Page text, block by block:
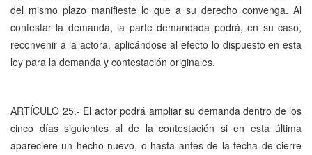
del mismo plazo manifieste lo que a su derecho convenga. Al
contestar la demanda, la parte demandada podrá, en su caso,
reconvenir a la actora, aplicándose al efecto lo dispuesto en esta
ley para la demanda y contestación originales.
ARTÍCULO 25.- El actor podrá ampliar su demanda dentro de los
cinco días siguientes al de la contestación si en esta última
apareciere un hecho nuevo, o hasta antes de la fecha de cierre